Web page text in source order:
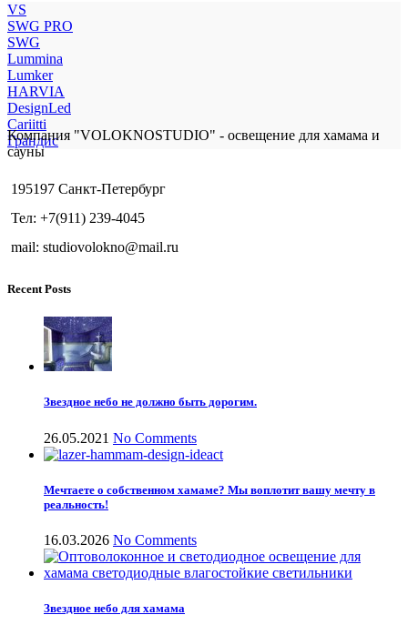
VS
SWG PRO
SWG
Lummina
Lumker
HARVIA
DesignLed
Cariitti
Грандис
Компания "VOLOKNOSTUDIO" - освещение для хамама и
сауны
195197 Санкт-Петербург
Тел: +7(911) 239-4045
mail: studiovolokno@mail.ru
Recent Posts
Звездное небо не должно быть дорогим.
26.05.2021 No Comments
Мечтаете о собственном хамаме? Мы воплотит вашу мечту в
реальность!
16.03.2026 No Comments
Звездное небо для хамама